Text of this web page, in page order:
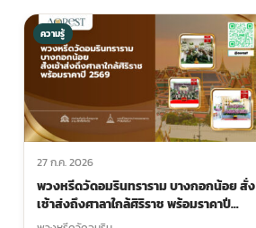
ความรู้
27 ก.ค. 2026
พวงหรีดวัดอมรินทราราม บางกอกน้อย สั่ง
เช้าส่งถึงศาลาใกล้ศิริราช พร้อมราคาปี
2569